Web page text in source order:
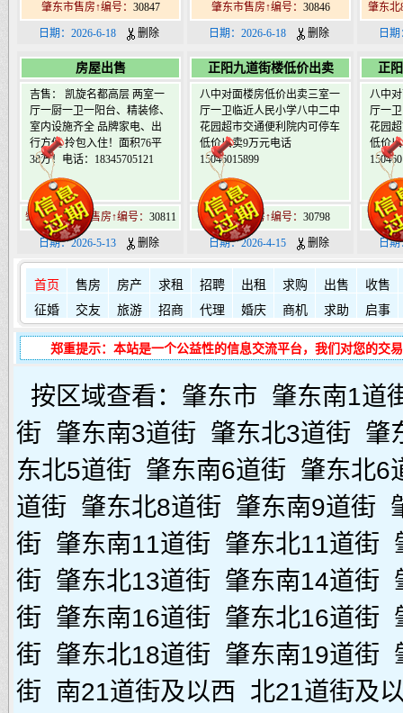
肇东市售房↑编号： 30847
日期：2026-6-18 删除
肇东市售房↑编号： 30846
日期：2026-6-18 删除
肇东北
日
房屋出售
吉售： 凯旋名都高层 两室一
厅一厨一卫一阳台、精装修、
室内设施齐全 品牌家电、出
行方便 拎包入住！面积76平
38万！电话：18345705121
肇东北17道街售房↑编号： 30811
日期：2026-5-13 删除
正阳九道街楼低价出卖
八中对面楼房低价出卖三室一
厅一卫临近人民小学八中二中
花园超市交通便利院内可停车
低价出卖9万元电话
15046015899
肇东市售房↑编号： 30798
日期：2026-4-15 删除
正
八中
厅一
花园
低价
肇
日
首页 售房 房产 求租 招聘 出租 求购 出售
收售
征婚
交友 旅游 招商 代理 婚庆 商机 求助 启事
郑重提示：本站是一个公益性的信息交流平台，我们对您的交
按区域查看： 肇东市 肇东南1道
街 肇东南3道街 肇东北3道街 肇
东北5道街 肇东南6道街 肇东北6
道街 肇东北8道街 肇东南9道街
街 肇东南11道街 肇东北11道街
街 肇东北13道街 肇东南14道街
街 肇东南16道街 肇东北16道街
街 肇东北18道街 肇东南19道街
街 南21道街及以西 北21道街及